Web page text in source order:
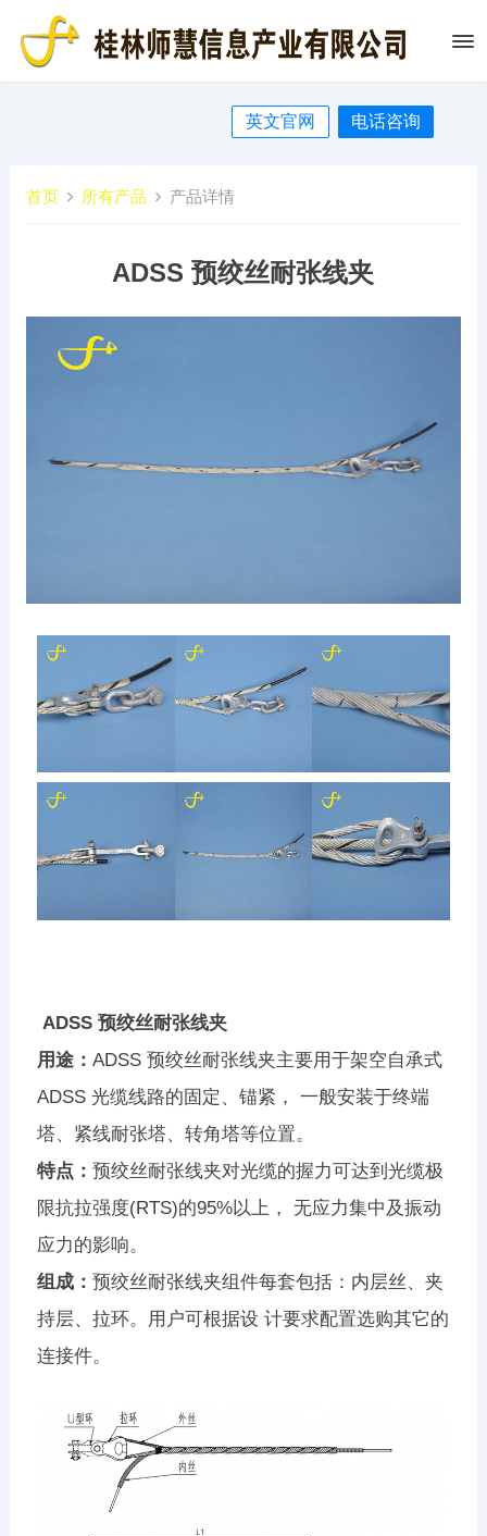
英文官网 电话咨询
首页 所有产品 产品详情
ADSS 预绞丝耐张线夹
ADSS 预绞丝耐张线夹
用途： ADSS 预绞丝耐张线夹主要用于架空自承式
ADSS 光缆线路的固定、锚紧， 一般安装于终端
塔、紧线耐张塔、转角塔等位置。
特点： 预绞丝耐张线夹对光缆的握力可达到光缆极
限抗拉强度(RTS)的95%以上， 无应力集中及振动
应力的影响。
组成： 预绞丝耐张线夹组件每套包括：内层丝、夹
持层、拉环。用户可根据设 计要求配置选购其它的
连接件。